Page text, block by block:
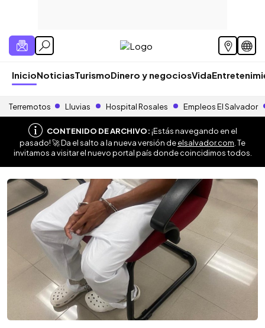
InicioNoticiasTurismoDinero y negociosVida
Terremotos Lluvias Hospital Rosales Empleos El Salvador
CONTENIDO DE ARCHIVO:¡Estás navegando en el
pasado! 🚀 Da el salto a la nueva versión deelsalvador.com . Te
invitamos a visitar el nuevo portal país donde coincidimos todos.